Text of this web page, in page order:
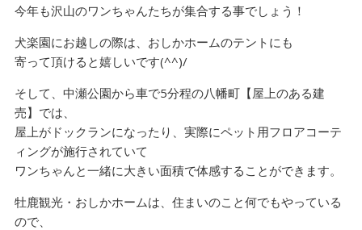
今年も沢山のワンちゃんたちが集合する事でしょう！
犬楽園にお越しの際は、おしかホームのテントにも
寄って頂けると嬉しいです(^^)/
そして、中瀬公園から車で5分程の八幡町【屋上のある建
売】では、
屋上がドックランになったり、実際にペット用フロアコーテ
ィングが施行されていて
ワンちゃんと一緒に大きい面積で体感することができます。
牡鹿観光・おしかホームは、住まいのこと何でもやっている
ので、